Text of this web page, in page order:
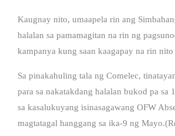
Kaugnay nito, umaapela rin ang
halalan sa pamamagitan na rin ng
kampanya kung saan kaagapay na rin
Sa pinakahuling tala ng Comelec,
para sa nakatakdang halalan bukod pa sa
sa kasalukuyang isinasagawang OFW
magtatagal hanggang sa ika-9 ng